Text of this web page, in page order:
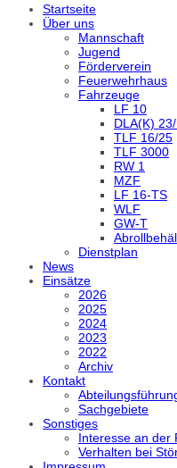
Startseite
Über uns
Mannschaft
Jugend
Förderverein
Feuerwehrhaus
Fahrzeuge
LF 10
DLA(K)
TLF 16/25
TLF 3000
RW 1
MZF
LF 16-TS
WLF
GW-T
Dienstplan
News
Einsätze
2026
2025
2024
2023
2022
Archiv
Kontakt
Sachgebiete
Sonstiges
Interesse an der
Verhalten bei